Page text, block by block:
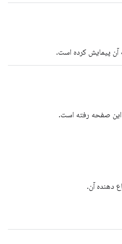
آن پیمایش کرده است.
این صفحه رفته است.
دهنده آن.